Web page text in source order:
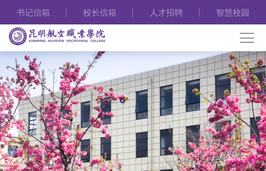
书记信箱 校长信箱 人才招聘 智慧校园